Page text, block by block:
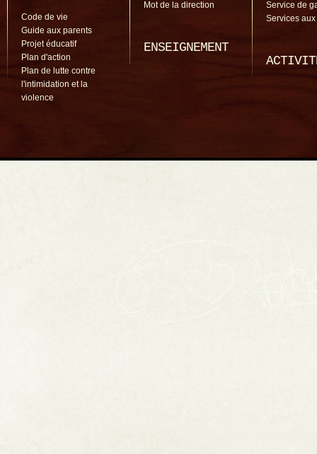
Code de vie
Guide aux parents
Projet éducatif
Plan d'action
Plan de lutte contre
l'intimidation et la
violence
Mot de la direction
ENSEIGNEMENT
Service de
Services